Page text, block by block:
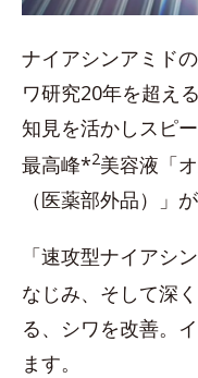
ナイアシンアミド
ワ研究20年を超え
知見を活かしスピ
最高峰*2美容液「
（医薬部外品）」
「速攻型ナイアシ
なじみ、そして深
る、シワを改善。
ます。